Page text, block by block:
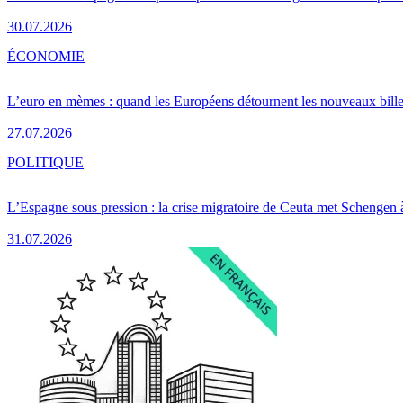
30.07.2026
L’euro en mèmes : quand les Européens détournent les nouveaux
27.07.2026
ÉCONOMIE
L’Espagne sous pression : la crise migratoire de Ceuta met Schengen
31.07.2026
POLITIQUE